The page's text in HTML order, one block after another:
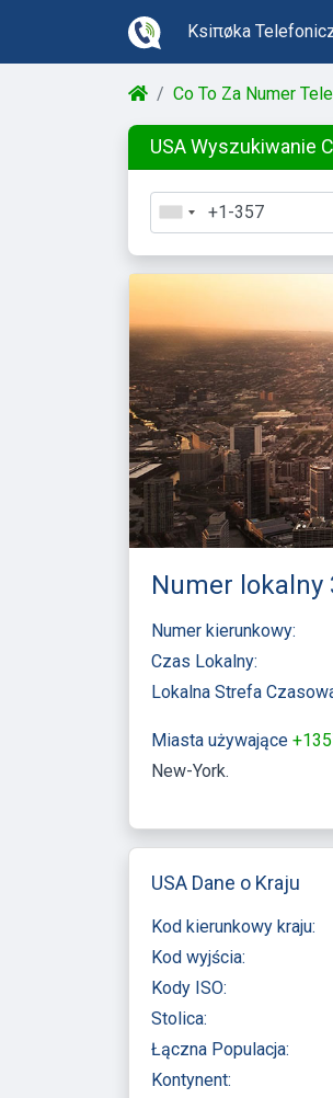
Ksiπøka
Co To Za Numer
USA Wyszukiwanie
Numer lokalny
Numer kierunkowy:
Czas Lokalny:
Lokalna Strefa
Miasta używające
New-York
USA Dane o Kraju
Kod kierunkowy kraju:
Kod wyjścia:
Kody ISO:
Stolica:
Łączna Populacja:
Kontynent: